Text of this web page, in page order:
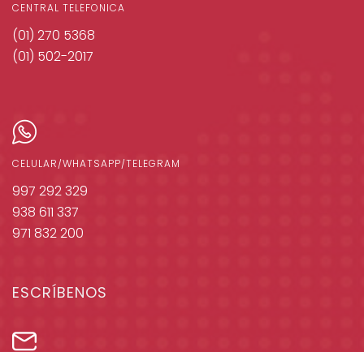
CENTRAL TELÉFONICA
(01) 270 5368
(01) 502-2017
CELULAR/WHATSAPP/TELEGRAM
997 292 329
938 611 337
971 832 200
ESCRÍBENOS